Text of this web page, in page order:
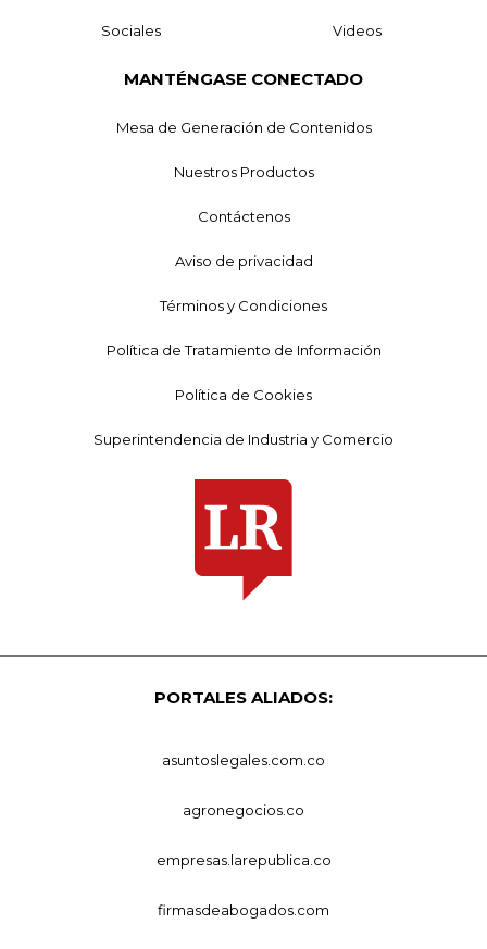
Sociales Videos
MANTÉNGASE CONECTADO
Mesa de Generación de Contenidos
Nuestros Productos
Contáctenos
Aviso de privacidad
Términos y Condiciones
Política de Tratamiento de Información
Política de Cookies
Superintendencia de Industria y Comercio
PORTALES ALIADOS:
asuntoslegales.com.co
agronegocios.co
empresas.larepublica.co
firmasdeabogados.com